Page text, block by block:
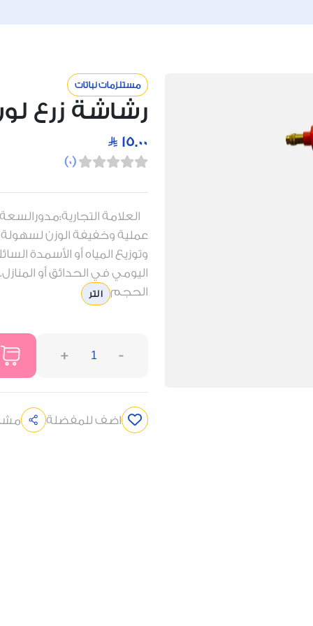
مستلزمات نباتات
رشاشة زرع لون
15.00
(
0
)
عملية وخفيفة الوزن لسهولة
وتوزيع المياه أو الأسمدة
اليومي في الحدائق أو
الحجم
1 لتر
-
+
اضف للمفضلة